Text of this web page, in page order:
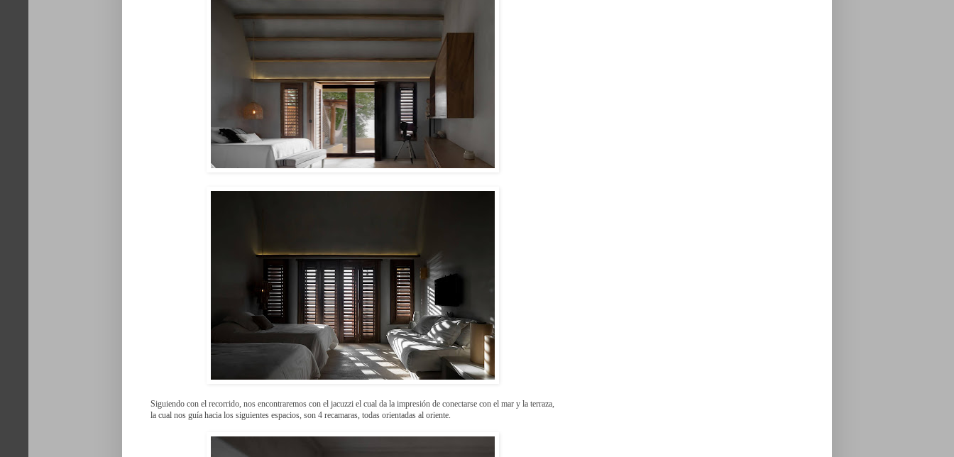
Siguiendo con el recorrido, nos encontraremos con el jacuzzi el cual da la impresión de conectarse con el mar y la terraza,
la cual nos guía hacia los siguientes espacios, son 4 recamaras, todas orientadas al oriente.